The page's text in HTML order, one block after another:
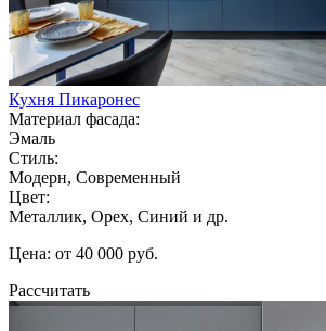
Кухня Пикаронес
Материал фасада:
Эмаль
Стиль:
Модерн, Современный
Цвет:
Металлик, Орех, Синий и др.
Цена: от 40 000 руб.
Рассчитать